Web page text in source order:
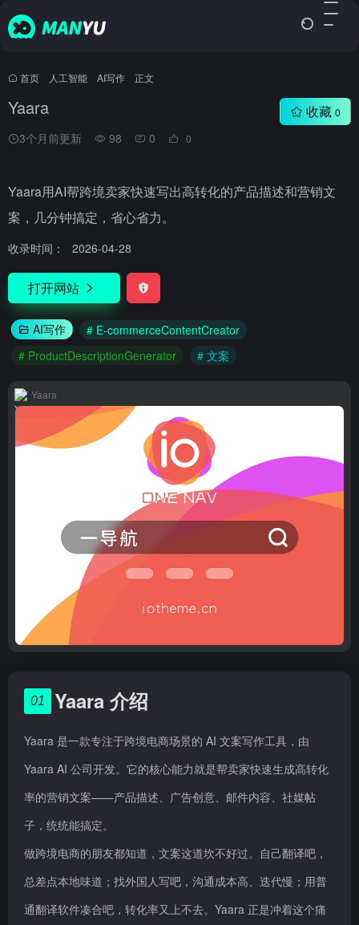
首页 人工智能 AI写作 正文
Yaara
3个月前更新 98 0 0
收藏 0
Yaara用AI帮跨境卖家快速写出高转化的产品描述和营销文
案，几分钟搞定，省心省力。
收录时间： 2026-04-28
打开网站
AI写作
# E-commerceContentCreator
# ProductDescriptionGenerator
# 文案
Yaara
01 Yaara 介绍
Yaara 是一款专注于跨境电商场景的 AI 文案写作工具，由
Yaara AI 公司开发。它的核心能力就是帮卖家快速生成高转化
率的营销文案——产品描述、广告创意、邮件内容、社媒帖
子，统统能搞定。
做跨境电商的朋友都知道，文案这道坎不好过。自己翻译吧，
总差点本地味道；找外国人写吧，沟通成本高、迭代慢；用普
通翻译软件凑合吧，转化率又上不去。Yaara 正是冲着这个痛